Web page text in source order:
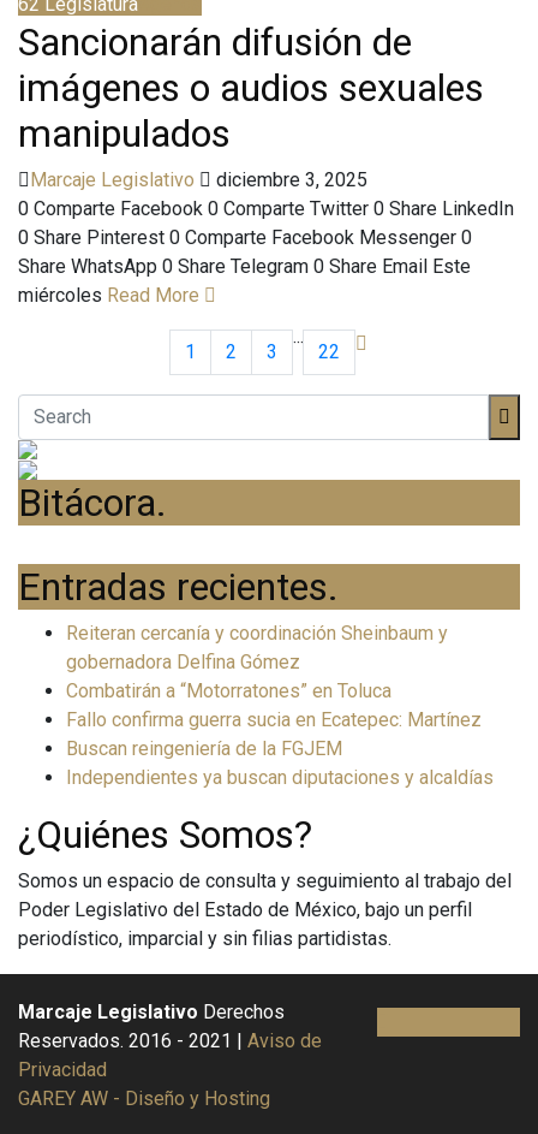
Sancionarán difusión de
imágenes o audios sexuales
manipulados
Marcaje Legislativo
diciembre 3, 2025
0 Comparte Facebook 0 Comparte Twitter 0 Share LinkedIn
0 Share Pinterest 0 Comparte Facebook Messenger 0
Share WhatsApp 0 Share Telegram 0 Share Email Este
miércoles Read More
1 2 3 ··· 22
Bitácora.
Entradas recientes.
Reiteran cercanía y coordinación Sheinbaum y
gobernadora Delfina Gómez
Combatirán a “Motorratones” en Toluca
Fallo confirma guerra sucia en Ecatepec: Martínez
Buscan reingeniería de la FGJEM
Independientes ya buscan diputaciones y alcaldías
¿Quiénes Somos?
Somos un espacio de consulta y seguimiento al trabajo del
Poder Legislativo del Estado de México, bajo un perfil
periodístico, imparcial y sin filias partidistas.
Marcaje Legislativo Derechos
Reservados. 2016 - 2021 | Aviso de
Privacidad
GAREY AW - Diseño y Hosting